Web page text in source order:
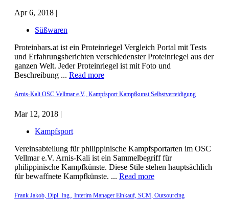
Apr 6, 2018 |
Süßwaren
Proteinbars.at ist ein Proteinriegel Vergleich Portal mit Tests
und Erfahrungsberichten verschiedenster Proteinriegel aus der
ganzen Welt. Jeder Proteinriegel ist mit Foto und
Beschreibung ... Read more
Arnis-Kali OSC Vellmar e.V., Kampfsport Kampfkunst Selbstverteidigung
Mar 12, 2018 |
Kampfsport
Vereinsabteilung für philippinische Kampfsportarten im OSC
Vellmar e.V. Arnis-Kali ist ein Sammelbegriff für
philippinische Kampfkünste. Diese Stile stehen hauptsächlich
für bewaffnete Kampfkünste. ... Read more
Frank Jakob, Dipl. Ing., Interim Manager Einkauf, SCM, Outsourcing